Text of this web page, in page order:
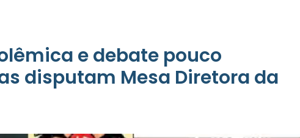
e debate pouco
disputam Mesa Diretora da